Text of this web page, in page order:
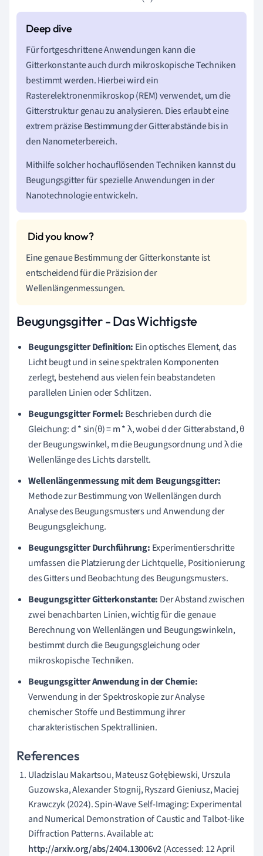
Für fortgeschrittene Anwendungen kann die
Gitterkonstante auch durch mikroskopische Techniken
bestimmt werden. Hierbei wird ein
Rasterelektronenmikroskop (REM) verwendet, um die
Gitterstruktur genau zu analysieren. Dies erlaubt eine
extrem präzise Bestimmung der Gitterabstände bis in
den Nanometerbereich.
Mithilfe solcher hochauflösenden Techniken kannst du
Beugungsgitter für spezielle Anwendungen in der
Nanotechnologie entwickeln.
Eine genaue Bestimmung der Gitterkonstante ist
entscheidend für die Präzision der
Wellenlängenmessungen.
Beugungsgitter - Das Wichtigste
Beugungsgitter Definition: Ein optisches Element, das
Licht beugt und in seine spektralen Komponenten
zerlegt, bestehend aus vielen fein beabstandeten
parallelen Linien oder Schlitzen.
Beugungsgitter Formel: Beschrieben durch die
Gleichung: d * sin(θ) = m * λ, wobei d der Gitterabstand, θ
der Beugungswinkel, m die Beugungsordnung und λ die
Wellenlänge des Lichts darstellt.
Wellenlängenmessung mit dem Beugungsgitter:
Methode zur Bestimmung von Wellenlängen durch
Analyse des Beugungsmusters und Anwendung der
Beugungsgleichung.
Beugungsgitter Durchführung: Experimentierschritte
umfassen die Platzierung der Lichtquelle, Positionierung
des Gitters und Beobachtung des Beugungsmusters.
Beugungsgitter Gitterkonstante: Der Abstand zwischen
zwei benachbarten Linien, wichtig für die genaue
Berechnung von Wellenlängen und Beugungswinkeln,
bestimmt durch die Beugungsgleichung oder
mikroskopische Techniken.
Beugungsgitter Anwendung in der Chemie:
Verwendung in der Spektroskopie zur Analyse
chemischer Stoffe und Bestimmung ihrer
charakteristischen Spektrallinien.
References
Uladzislau Makartsou, Mateusz Gołębiewski, Urszula
Guzowska, Alexander Stognij, Ryszard Gieniusz, Maciej
Krawczyk (2024). Spin-Wave Self-Imaging: Experimental
and Numerical Demonstration of Caustic and Talbot-like
Diffraction Patterns. Available at:
http://arxiv.org/abs/2404.13006v2(Accessed: 12 April